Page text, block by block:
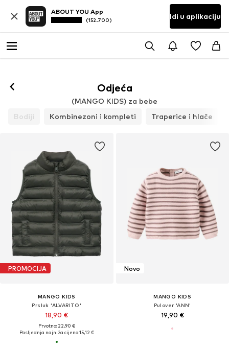
ABOUT YOU App
(152.700) Idi u aplikaciju
Odjeća
(MANGO KIDS) za bebe
Bodiji
Kombinezoni i kompleti Traperice i hlače
PROMOCIJA
MANGO KIDS
Prsluk 'ALVARITO'
18,90 €
Prvotno: 22,90 €
Posljednja najniža cijena:15,12 €
Novo
MANGO KIDS
Pulover 'ANN'
19,90 €